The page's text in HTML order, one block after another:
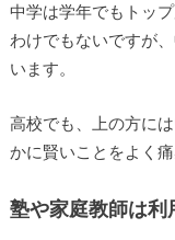
中学は学年でもトッ
わけでもないですが
います。
高校でも、上の方に
かに賢いことをよく痛
塾や家庭教師は利